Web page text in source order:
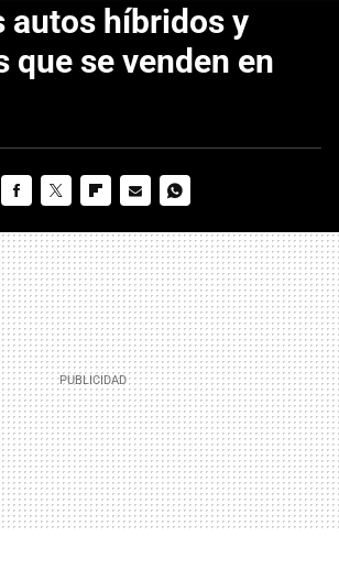
autos híbridos y
que se venden en
MAIL